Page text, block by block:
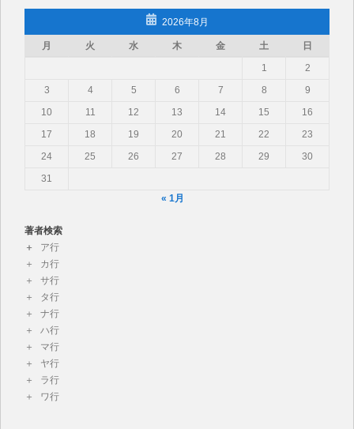
2026年8月
月 火 水 木 金 土
日
1
2
3
4 5 6 7 8
9
10
11 12 13 14 15
16
17
18 19 20 21 22
23
24
25 26 27 28 29
30
31
« 1月
著者検索
ア行
カ行
サ行
タ行
ナ行
ハ行
マ行
ヤ行
ラ行
ワ行